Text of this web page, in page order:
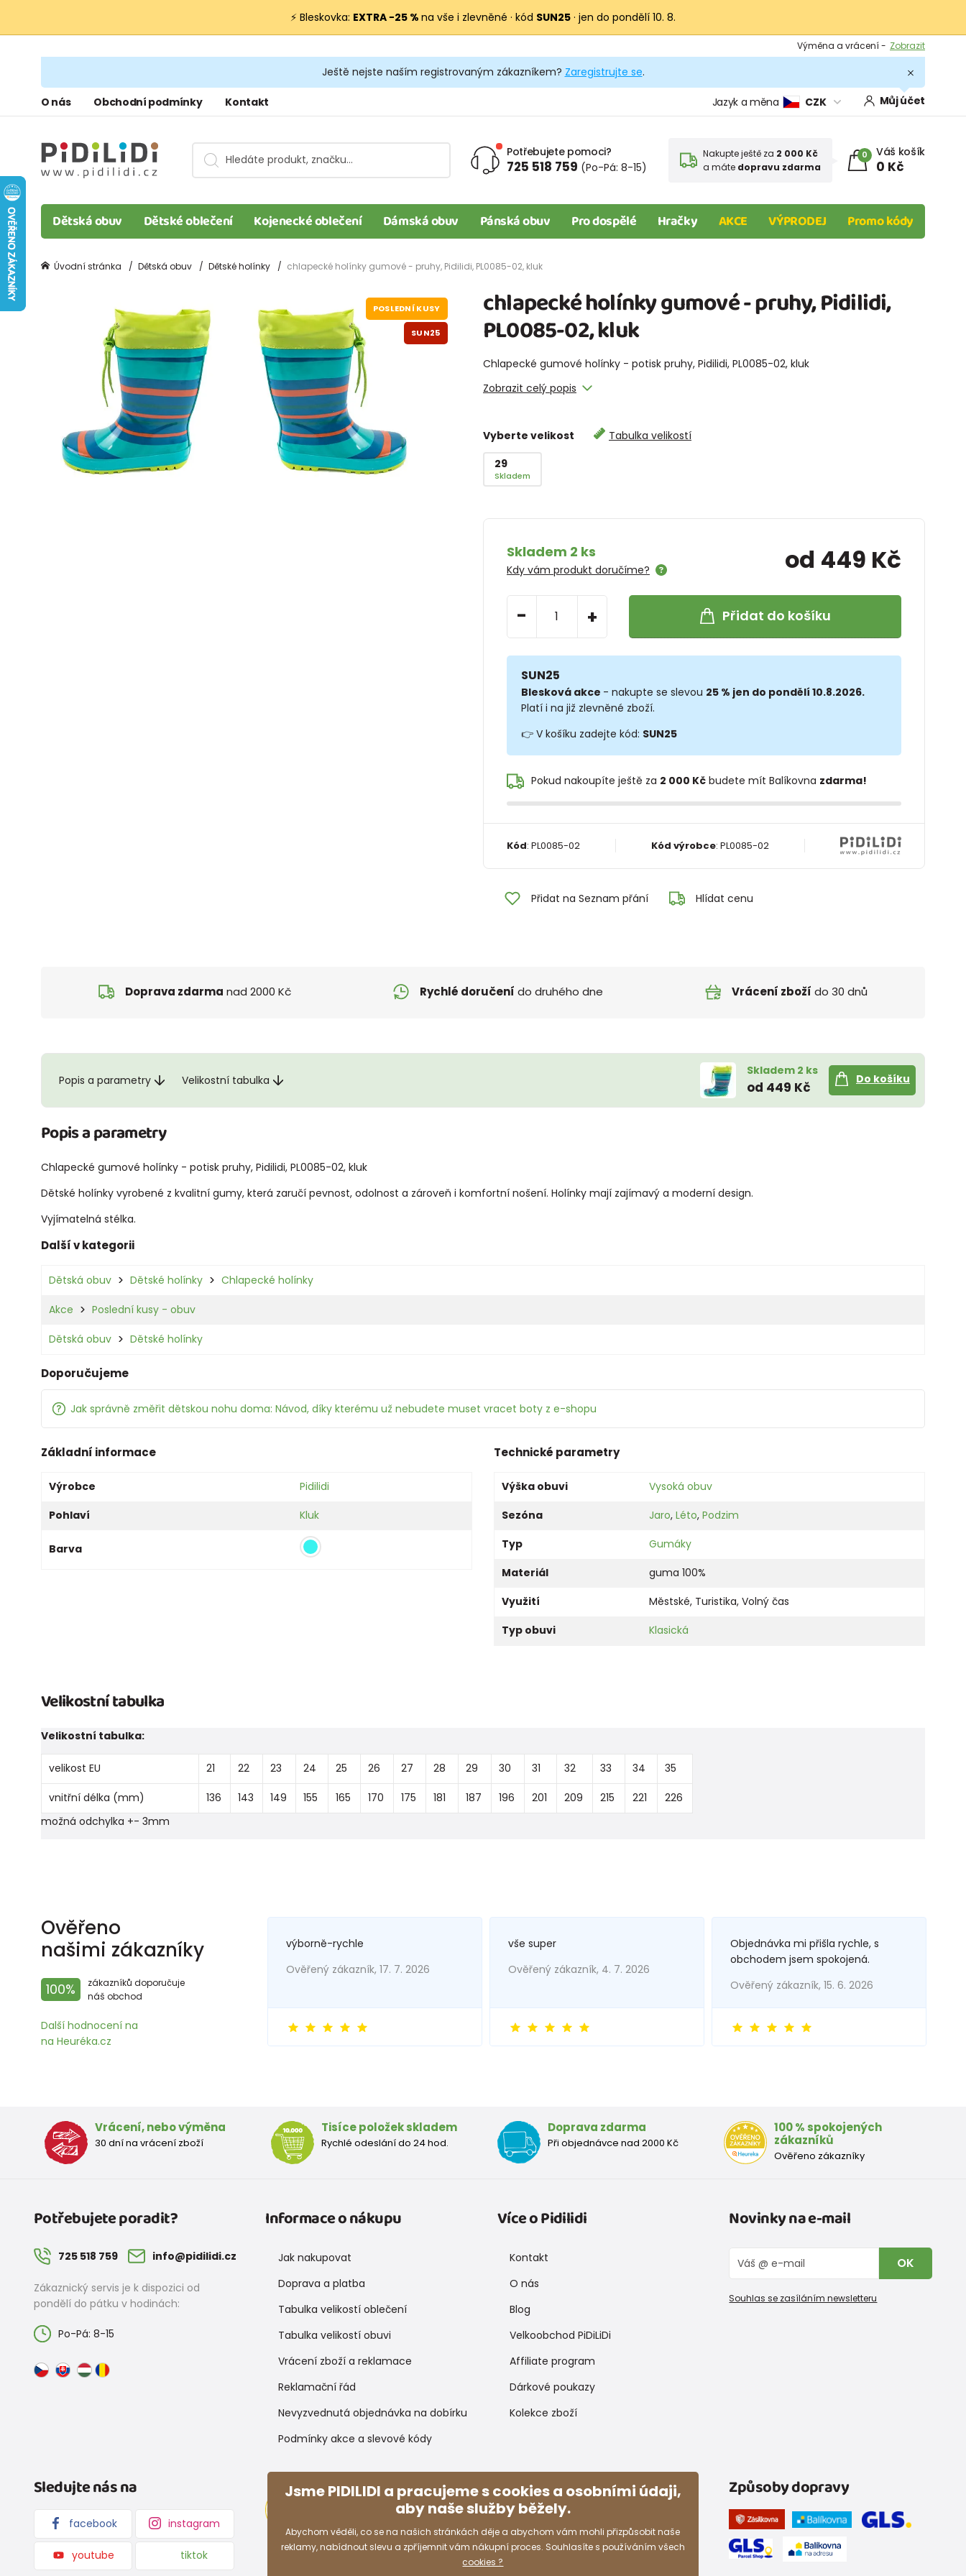
⚡ Bleskovka: EXTRA −25 % na vše i zlevněné · kód SUN25 · jen do pondělí 10. 8.
Výměna a vrácení - Zobrazit
Podmínky
Ještě nejste naším registrovaným zákazníkem? Zaregistrujte se.
O nás Obchodní podmínky Kontakt Jazyk a měna CZK Můj účet
Potřebujete pomoci?
725 518 759 (Po-Pá: 8-15)
Nakupte ještě za 2 000 Kč
a máte dopravu zdarma
0 Váš košík
0 Kč
Dětská obuv Dětské oblečení Kojenecké oblečení Dámská obuv Pánská obuv Pro dospělé Hračky AKCE VÝPRODEJ Promo kódy
Úvodní stránka Dětská obuv Dětské holínky chlapecké holínky gumové - pruhy, Pidilidi, PL0085-02, kluk
chlapecké holínky gumové - pruhy, Pidilidi,
PL0085-02, kluk
Chlapecké gumové holínky - potisk pruhy, Pidilidi, PL0085-02, kluk
Zobrazit celý popis
Vyberte velikost
Tabulka velikostí
29
Skladem
Skladem 2 ks
Kdy vám produkt doručíme? od 449 Kč
- + Přidat do košíku
SUN25
Blesková akce - nakupte se slevou 25 % jen do pondělí 10.8.2026.
Platí i na již zlevněné zboží.
👉 V košíku zadejte kód: SUN25
Pokud nakoupíte ještě za 2 000 Kčbudete mít Balíkovna zdarma!
Kód: PL0085-02 Kód výrobce: PL0085-02
Přidat na Seznam přání Hlídat cenu
POSLEDNÍ KUSY
SUN25
Doprava zdarma nad 2000 Kč Rychlé doručení do druhého dne Vrácení zboží do 30 dnů
Popis a parametry Velikostní tabulka
Skladem 2 ks
od 449 Kč
Do košíku
Popis a parametry
Chlapecké gumové holínky - potisk pruhy, Pidilidi, PL0085-02, kluk
Dětské holínky vyrobené z kvalitní gumy, která zaručí pevnost, odolnost a zároveň i komfortní nošení. Holínky mají zajímavý a moderní design.
Vyjímatelná stélka.
Další v kategorii
Dětská obuv Dětské holínky Chlapecké holínky
Akce Poslední kusy - obuv
Dětská obuv Dětské holínky
Doporučujeme
Jak správně změřit dětskou nohu doma: Návod, díky kterému už nebudete muset vracet boty z e-shopu
Základní informace
Výrobce
Pidilidi
Pohlaví
Kluk
Barva
Technické parametry
Výška obuvi
Vysoká obuv
Sezóna
Jaro, Léto, Podzim
Typ
Gumáky
Materiál
guma 100%
Využití
Městské, Turistika, Volný čas
Typ obuvi
Klasická
Velikostní tabulka
Velikostní tabulka:
velikost EU 21 22 23 24 25 26 27 28 29 30 31 32 33 34 35
vnitřní délka (mm) 136 143 149 155 165 170 175 181 187 196 201 209 215 221
226
možná odchylka +- 3mm
Ověřeno
našimi zákazníky
100%
zákazníků doporučuje
náš obchod
Další hodnocení na
na Heuréka.cz
výborně-rychle
Ověřený zákazník, 17. 7. 2026
vše super
Ověřený zákazník, 4. 7. 2026
Objednávka mi přišla rychle, s
obchodem jsem spokojená.
Ověřený zákazník, 15. 6. 2026
Vrácení, nebo výměna
30 dní na vrácení zboží
Tisíce položek skladem
Rychlé odeslání do 24 hod.
Doprava zdarma
Při objednávce nad 2000 Kč
100 % spokojených
zákazníků
Ověřeno zákazníky
Potřebujete poradit?
725 518 759 info@pidilidi.cz
Zákaznický servis je k dispozici od
pondělí do pátku v hodinách:
Po-Pá: 8-15
Informace o nákupu
Jak nakupovat
Doprava a platba
Tabulka velikostí oblečení
Tabulka velikostí obuvi
Vrácení zboží a reklamace
Reklamační řád
Nevyzvednutá objednávka na dobírku
Podmínky akce a slevové kódy
Více o Pidilidi
Kontakt
O nás
Blog
Velkoobchod PiDiLiDi
Affiliate program
Dárkové poukazy
Kolekce zboží
Novinky na e-mail
OK
Souhlas se zasíláním newsletteru
Sledujte nás na
facebook instagram
youtube tiktok
Způsoby platby Způsoby dopravy
Jsme PIDILIDI a pracujeme s cookies a osobními údaji,
aby naše služby běžely.
Abychom věděli, co se na našich stránkách děje a abychom vám mohli přizpůsobit naše
reklamy, nabídnout slevu a zpříjemnit vám nákupní proces. Souhlasíte s používáním všech
cookies ?